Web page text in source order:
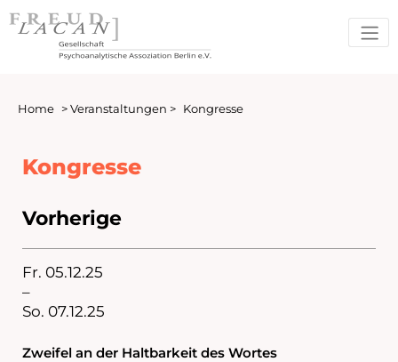
Home >Veranstaltungen > Kongresse
Kongresse
Vorherige
Fr. 05.12.25
–
So. 07.12.25
Zweifel an der Haltbarkeit des Wortes